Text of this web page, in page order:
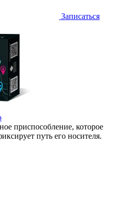
Записаться
приспособление, которое
путь его носителя.